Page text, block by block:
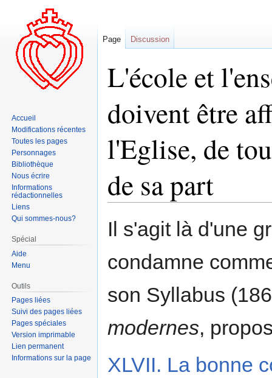
L'école et
doivent être
l'Eglise, de
de sa part
Aller
navigation
Aller
recherche
Il s'agit là d'une
condamne
son Syllabus
modernes,
XLVII. La bonne
Page Discussion
Accueil
Modifications récentes
Toutes les pages
Personnages
Bibliothèque
Nous écrire
Informations
rédactionnelles
Liens
Qui sommes-nous?
Spécial
Aide
Menu
Outils
Pages liées
Suivi des pages liées
Pages spéciales
Version imprimable
Lien permanent
Informations sur la page